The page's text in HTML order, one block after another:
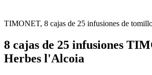
TIMONET, 8 cajas de 25 infusiones de
8 cajas de 25 infusiones
Herbes l'Alcoia